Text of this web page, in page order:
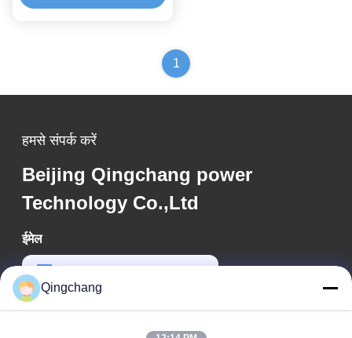
1
हमसे संपर्क करें
Beijing Qingchang power
Technology Co.,Ltd
ईमेल
कार्य समय
Qingchang